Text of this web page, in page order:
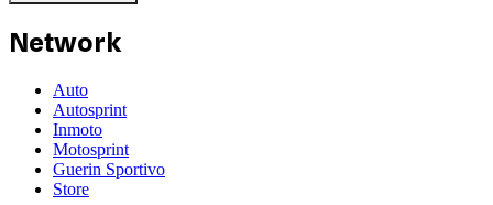
Network
Auto
Autosprint
Inmoto
Motosprint
Guerin Sportivo
Store